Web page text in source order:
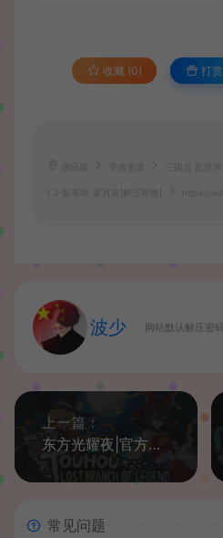
收藏 (0) 打赏
手游资源 三国志 乱世
1.3-新英雄-黄月英|解压即撸| https://
波少 网站默认解压密
上一篇：
东方光耀夜|官方中文|Build.10002187|解压即撸|
常见问题